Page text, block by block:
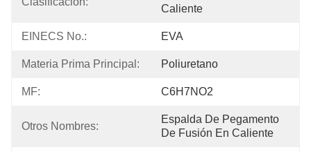
Caliente
EINECS No.: EVA
Materia Prima Principal: Poliuretano
MF: C6H7NO2
Otros Nombres:
Espalda De Pegamento
De Fusión En Caliente